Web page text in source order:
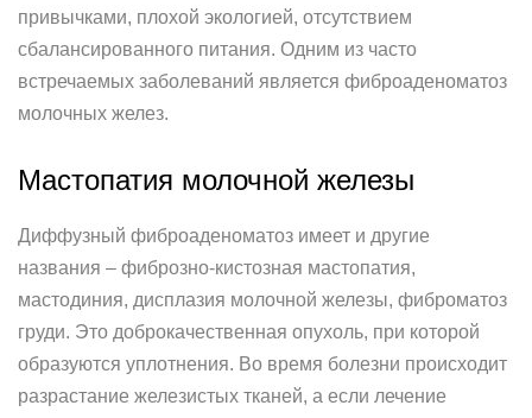
привычками, плохой экологией, отсутствием
сбалансированного питания. Одним из часто
встречаемых заболеваний является фиброаденоматоз
молочных желез.
Мастопатия молочной железы
Диффузный фиброаденоматоз имеет и другие
названия – фиброзно-кистозная мастопатия,
мастодиния, дисплазия молочной железы, фиброматоз
груди. Это доброкачественная опухоль, при которой
образуются уплотнения. Во время болезни происходит
разрастание железистых тканей, а если лечение